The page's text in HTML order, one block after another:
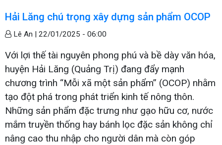
Hải Lăng chú trọng xây dựng sản phẩm OCOP
Lê An | 22/01/2025 - 06:00
Với lợi thế tài nguyên phong phú và bề dày văn hóa,
huyện Hải Lăng (Quảng Trị) đang đẩy mạnh
chương trình “Mỗi xã một sản phẩm” (OCOP) nhằm
tạo đột phá trong phát triển kinh tế nông thôn.
Những sản phẩm đặc trưng như gạo hữu cơ, nước
mắm truyền thống hay bánh lọc đặc sản không chỉ
nâng cao thu nhập cho người dân mà còn góp